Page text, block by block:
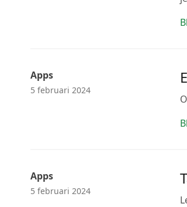
Apps
5 februari 2024
Apps
5 februari 2024